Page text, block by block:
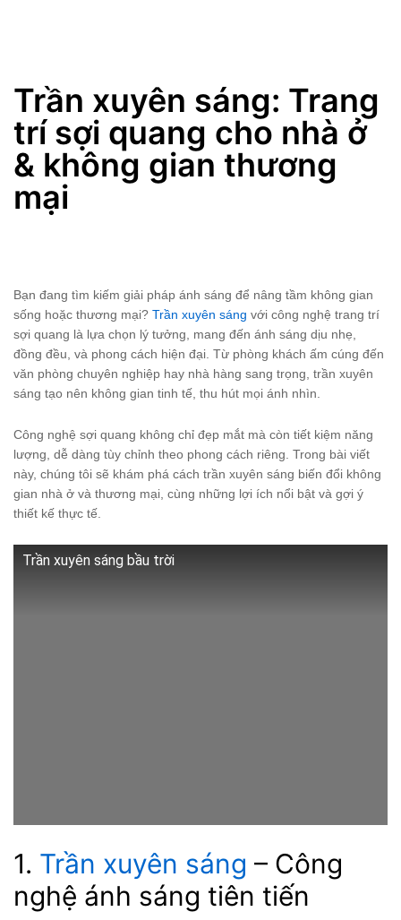
Trần xuyên sáng: Trang
trí sợi quang cho nhà ở
& không gian thương
mại
Bạn đang tìm kiếm giải pháp ánh sáng để nâng tầm không gian
sống hoặc thương mại? Trần xuyên sáng với công nghệ trang trí
sợi quang là lựa chọn lý tưởng, mang đến ánh sáng dịu nhẹ,
đồng đều, và phong cách hiện đại. Từ phòng khách ấm cúng đến
văn phòng chuyên nghiệp hay nhà hàng sang trọng, trần xuyên
sáng tạo nên không gian tinh tế, thu hút mọi ánh nhìn.
Công nghệ sợi quang không chỉ đẹp mắt mà còn tiết kiệm năng
lượng, dễ dàng tùy chỉnh theo phong cách riêng. Trong bài viết
này, chúng tôi sẽ khám phá cách trần xuyên sáng biến đổi không
gian nhà ở và thương mại, cùng những lợi ích nổi bật và gợi ý
thiết kế thực tế.
Trần xuyên sáng bầu trời
1. Trần xuyên sáng – Công
nghệ ánh sáng tiên tiến